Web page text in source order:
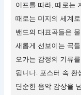
이프를 따라, 때로는
때로는 미지의 세계
밴드의 대표곡들은
새롭게 선보이는 곡
오가는 감정의 기류
됩니다. 포스터 속 환
단순한 음악 감상을